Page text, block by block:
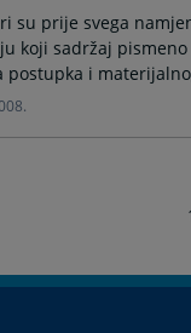
su prije svega
koji sadržaj
postupka i